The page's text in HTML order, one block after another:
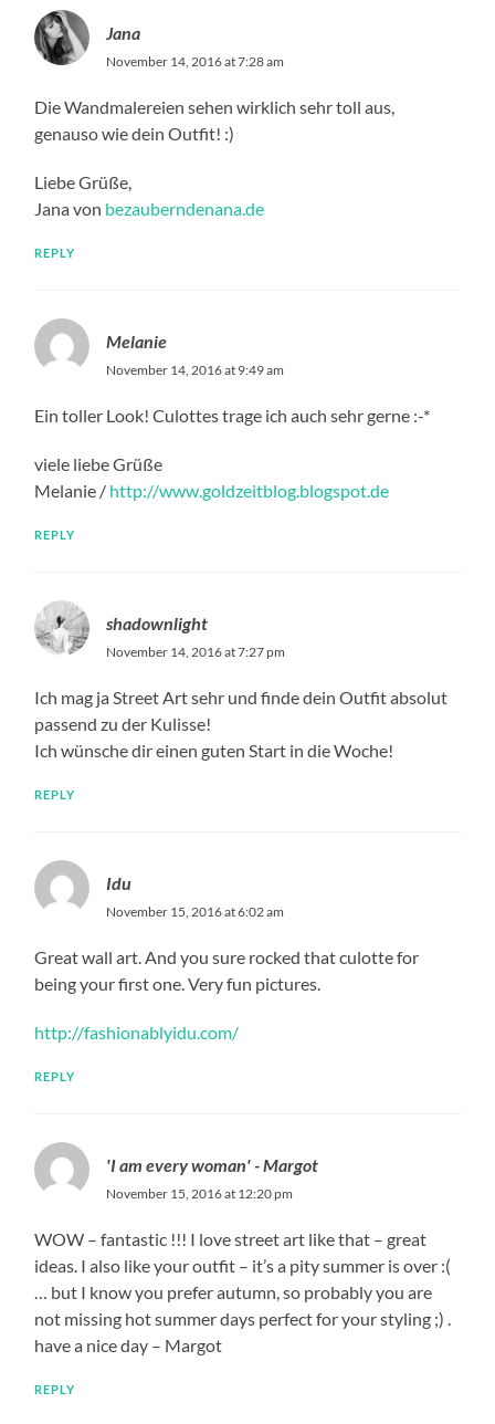
Jana
November 14, 2016 at 7:28 am
Die Wandmalereien sehen wirklich sehr toll aus,
genauso wie dein Outfit! :)
Liebe Grüße,
Jana von bezauberndenana.de
REPLY
Melanie
November 14, 2016 at 9:49 am
Ein toller Look! Culottes trage ich auch sehr gerne :-*
viele liebe Grüße
Melanie / http://www.goldzeitblog.blogspot.de
REPLY
shadownlight
November 14, 2016 at 7:27 pm
Ich mag ja Street Art sehr und finde dein Outfit absolut
passend zu der Kulisse!
Ich wünsche dir einen guten Start in die Woche!
REPLY
Idu
November 15, 2016 at 6:02 am
Great wall art. And you sure rocked that culotte for
being your first one. Very fun pictures.
http://fashionablyidu.com/
REPLY
'I am every woman' - Margot
November 15, 2016 at 12:20 pm
WOW – fantastic !!! I love street art like that – great
ideas. I also like your outfit – it’s a pity summer is over :(
… but I know you prefer autumn, so probably you are
not missing hot summer days perfect for your styling ;) .
have a nice day – Margot
REPLY